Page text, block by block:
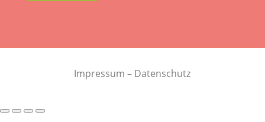
Impressum – Datenschutz